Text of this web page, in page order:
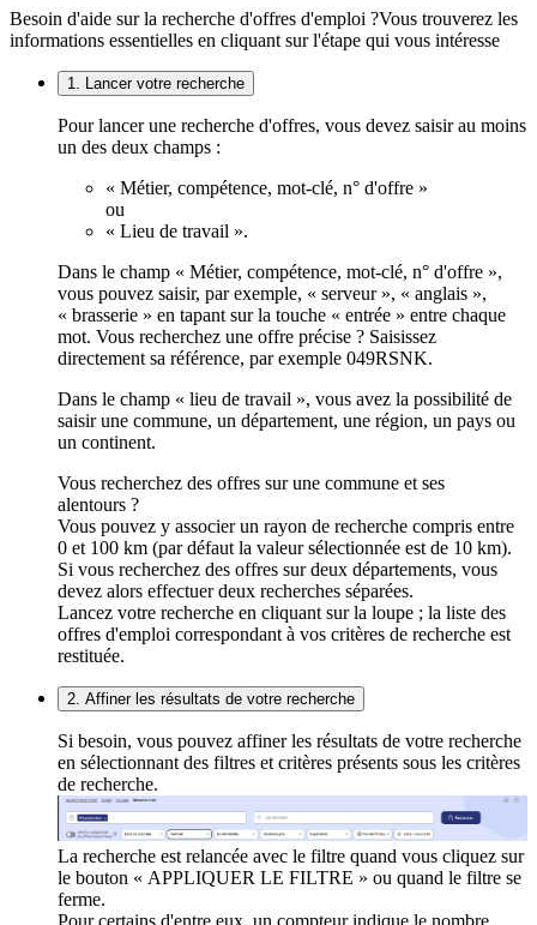
Besoin d'aide sur la recherche d'offres d'emploi ?Vous trouverez les
informations essentielles en cliquant sur l'étape qui vous intéresse
1. Lancer votre recherche
Pour lancer une recherche d'offres, vous devez saisir au moins
un des deux champs :
« Métier, compétence, mot-clé, n° d'offre »
ou
« Lieu de travail ».
Dans le champ « Métier, compétence, mot-clé, n° d'offre »,
vous pouvez saisir, par exemple, « serveur », « anglais »,
« brasserie » en tapant sur la touche « entrée » entre chaque
mot. Vous recherchez une offre précise ? Saisissez
directement sa référence, par exemple 049RSNK.
Dans le champ « lieu de travail », vous avez la possibilité de
saisir une commune, un département, une région, un pays ou
un continent.
Vous recherchez des offres sur une commune et ses
alentours ?
Vous pouvez y associer un rayon de recherche compris entre
0 et 100 km (par défaut la valeur sélectionnée est de 10 km).
Si vous recherchez des offres sur deux départements, vous
devez alors effectuer deux recherches séparées.
Lancez votre recherche en cliquant sur la loupe ; la liste des
offres d'emploi correspondant à vos critères de recherche est
restituée.
2. Affiner les résultats de votre recherche
Si besoin, vous pouvez affiner les résultats de votre recherche
en sélectionnant des filtres et critères présents sous les critères
de recherche.
La recherche est relancée avec le filtre quand vous cliquez sur
le bouton « APPLIQUER LE FILTRE » ou quand le filtre se
ferme.
Pour certains d'entre eux, un compteur indique le nombre